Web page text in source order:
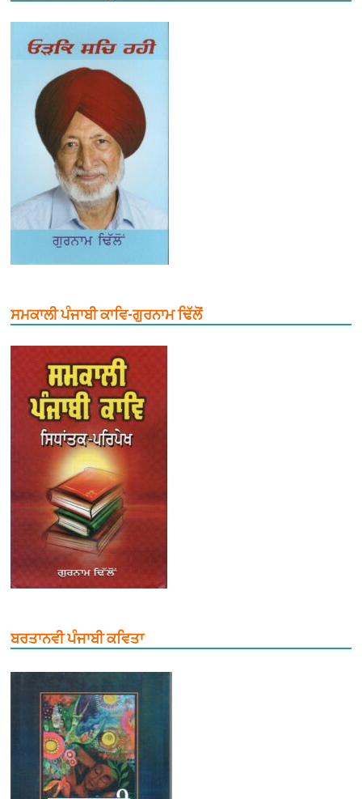
ਸਮਕਾਲੀ ਪੰਜਾਬੀ ਕਾਵਿ-ਗੁਰਨਾਮ ਢਿੱਲੋਂ
ਬਰਤਾਨਵੀ ਪੰਜਾਬੀ ਕਵਿਤਾ